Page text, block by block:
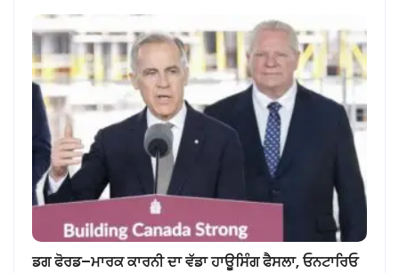
ਡਗ ਫੋਰਡ–ਮਾਰਕ ਕਾਰਨੀ ਦਾ ਵੱਡਾ ਹਾਊਸਿੰਗ ਫੈਸਲਾ, ਓਨਟਾਰਿਓ